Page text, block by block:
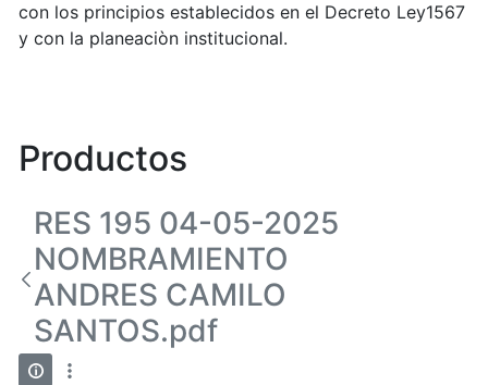
con los principios establecidos en el Decreto Ley1567
y con la planeaciòn institucional.
Productos
RES 195 04-05-2025
NOMBRAMIENTO
ANDRES CAMILO
SANTOS.pdf